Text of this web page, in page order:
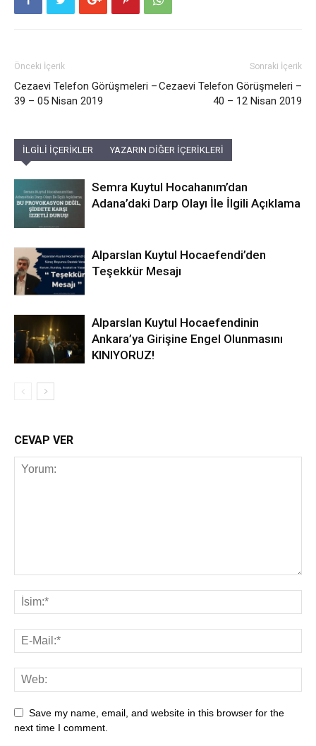
Önceki İçerik
Cezaevi Telefon Görüşmeleri –
39 – 05 Nisan 2019
Sonraki İçerik
Cezaevi Telefon Görüşmeleri –
40 – 12 Nisan 2019
İLGİLİ İÇERİKLER YAZARIN DİĞER İÇERİKLERİ
Semra Kuytul Hocahanım’dan
Adana’daki Darp Olayı İle İlgili Açıklama
Alparslan Kuytul Hocaefendi’den
Teşekkür Mesajı
Alparslan Kuytul Hocaefendinin
Ankara’ya Girişine Engel Olunmasını
KINIYORUZ!
CEVAP VER
Save my name, email, and website in this browser for the
next time I comment.